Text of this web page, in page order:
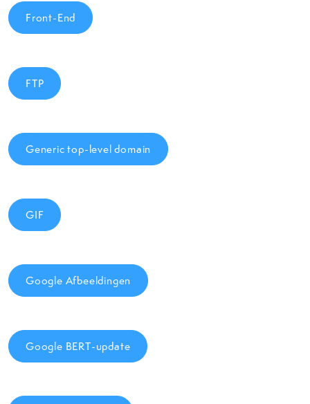
Front-End
FTP
Generic top-level domain
GIF
Google Afbeeldingen
Google BERT-update